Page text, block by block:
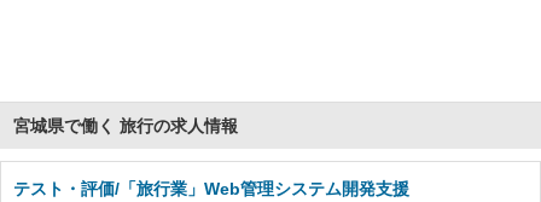
宮城県で働く 旅行の求人情報
テスト・評価/「旅行業」Web管理システム開発支援